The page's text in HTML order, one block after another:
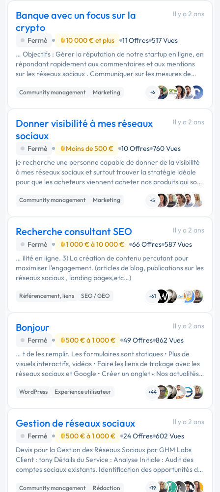
Banque avec un focus sur la
crypto
Il y a 2 ans
Fermé 10 000 € et plus 11 Offres 517 Vues
… Objectifs : Gérer la réputation de notre startup en ligne, en
répondant rapidement aux commentaires et aux mentions
sur les réseaux sociaux . Communiquer sur les mesures de
renforcement de la sécurité et restaurer la confiance des
clients. …
Community management Marketing +6
Donner visibilité à mes réseaux
sociaux
Il y a 2 ans
Fermé Moins de 500 € 10 Offres 760 Vues
je recherche une personne capable de donner de la visibilité
à mes réseaux sociaux et surtout trouver la stratégie idéale
pour que les acheteurs viennent acheter nos produits qui sont
des accessoires bijoux de coiffure modelées sur une main de
…Community management
Marketing
+5
Recherche consultant SEO
Il y a 2 ans
Fermé
1 000 € à 10 000 € 66 Offres 587 Vues
… ilité en ligne. 3) La création de contenu percutant pour
maximiser l'engagement. (articles de blog, publications sur les
réseaux sociaux , landing pages,etc…)
Référencement, liens
SEO / GEO
+61
Bonjour
Il y a 2 ans
Fermé
500 € à 1 000 € 49 Offres 862 Vues
… t de les remplir. Les formulaires sont statiques • Plus de
visuels interactifs, vidéos • Faire les liens de trakage avec les
réseaux sociaux et Google • Créer un onglet « Nos actualités »
qui sera en même temps un blog • Créer « Mon espace …
WordPress
Experience utilisateur
+44
Gestion de réseaux sociaux
Il y a 2 ans
Fermé
500 € à 1 000 € 24 Offres 602 Vues
Devis pour la Gestion des Réseaux Sociaux par GHM Labs
Client : tony Détails du Service : Analyse Initiale : Audit des
comptes sociaux existants. Identification des opportunités de
croissance. Stratégie de Contenu : Développement d'une …
Community management Rédaction +19